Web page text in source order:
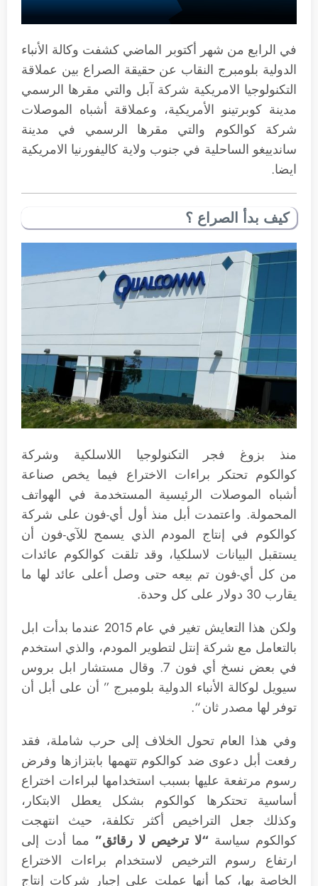
في الرابع من شهر أكتوبر الماضي كشفت وكالة الأنباء
الدولية بلومبرج النقاب عن حقيقة الصراع بين عملاقة
التكنولوجيا الامريكية شركة آبل والتي مقرها الرسمي
مدينة كوبرتينو الأمريكية، وعملاقة أشباه الموصلات
شركة كوالكوم والتي مقرها الرسمي في مدينة
ساندييغو الساحلية في جنوب ولاية كاليفورنيا الامريكية
ايضا.
كيف بدأ الصراع ؟
منذ بزوغ فجر التكنولوجيا اللاسلكية وشركة
كوالكوم تحتكر براءات الاختراع فيما يخص صناعة
أشباه الموصلات الرئيسية المستخدمة في الهواتف
المحمولة. واعتمدت أبل منذ أول أي-فون على شركة
كوالكوم في إنتاج المودم الذي يسمح للآي-فون أن
يستقبل البيانات لاسلكيا، وقد تلقت كوالكوم عائدات
من كل أي-فون تم بيعه حتى وصل أعلى عائد لها ما
يقارب 30 دولار على كل وحدة.
ولكن هذا التعايش تغير في عام 2015 عندما بدأت ابل
بالتعامل مع شركة إنتل لتطوير المودم، والذي استخدم
في بعض نسخ أي فون 7. وقال مستشار ابل بروس
سيويل لوكالة الأنباء الدولية بلومبرج ” أن على أبل أن
توفر لها مصدر ثان “.
وفي هذا العام تحول الخلاف إلى حرب شاملة، فقد
رفعت أبل دعوى ضد كوالكوم تتهمها بابتزازها وفرض
رسوم مرتفعة عليها بسبب استخدامها لبراءات اختراع
أساسية تحتكرها كوالكوم بشكل يعطل الابتكار،
وكذلك جعل التراخيص أكثر تكلفة، حيث انتهجت
كوالكوم سياسة “لا ترخيص لا رقائق” مما أدت إلى
ارتفاع رسوم الترخيص لاستخدام براءات الاختراع
الخاصة بها، كما أنها عملت على إجبار شركات إنتاج